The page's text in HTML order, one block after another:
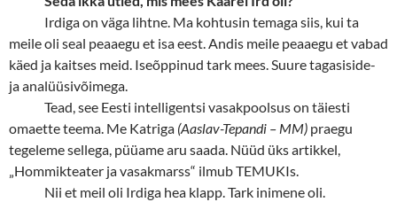
Irdiga on väga lihtne. Ma kohtusin temaga siis, kui ta
meile oli seal peaaegu et isa eest. Andis meile peaaegu et vabad
käed ja kaitses meid. Iseõppinud tark mees. Suure tagasiside-
ja analüüsivõimega.
Tead, see Eesti intelligentsi vasakpoolsus on täiesti
omaette teema. Me Katriga (Aaslav-Tepandi – MM) praegu
tegeleme sellega, püüame aru saada. Nüüd üks artikkel,
„Hommikteater ja vasakmarss“ ilmub TEMUKIs.
Nii et meil oli Irdiga hea klapp. Tark inimene oli.